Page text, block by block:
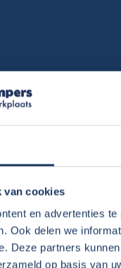
van cookies
en advertenties
Ook delen we
Deze partners
op basis van
goed te doen.
de
naar Noorwegen
naar Bergen en de
naar Frederikshavn